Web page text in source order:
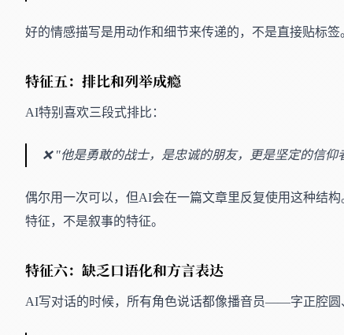
好的情感描写是用动作和细节来传递的，不是直接贴标签
特征五：排比和列举成瘾
AI特别喜欢三段式排比：
❌ "他是勇敢的战士，是忠诚的朋友，更是坚定的信仰
偶尔用一次可以，但AI会在一篇文章里反复使用这种结
特征，不是叙事的特征。
特征六：缺乏口语化和方言表达
AI写对话的时候，所有角色说话都像播音员——字正腔圆